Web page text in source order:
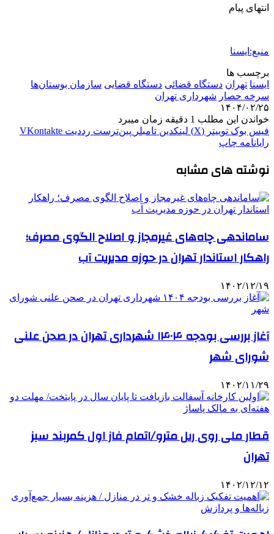
انتهای پیام
منبع:ایسنا
برچسب ها
ايسنا تهران دستگاه قضائی دستگاه قضایی سازمان بوستان‌ها
سرخه حصار شهرداری تهران
۱۴۰۴/۰۲/۲۵
خواندن این مطلب 1 دقیقه زمان میبرد
فیس بوک توییتر (X) لینکدین ‫تامبلر ‫پین‌ترست ‫رددیت ‫VKontakte
رایانامه چاپ
نوشته های مشابه
ساماندهی چاه‌های غیرمجاز و اصلاح الگوی مصرف؛
راهکار استاندار تهران در حوزه مدیریت آب
۱۴۰۲/۱۲/۱۹
آغاز بررسی بودجه ۱۴۰۴ شهرداری تهران در صحن علنی
شورای شهر
۱۴۰۲/۱۱/۲۹
قطار ملی روی ریل مترو/اتمام فاز اول کمربند سبز
تهران
۱۴۰۲/۱۲/۱۲